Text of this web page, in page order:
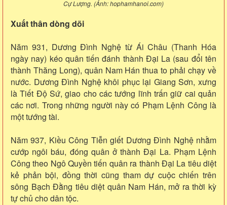
Cự Lượng. (Ảnh: hophamhanoi.com)
Xuất thân dòng dõi
Năm 931, Dương Đình Nghệ từ Ái Châu (Thanh Hóa
ngày nay) kéo quân tiến đánh thành Đại La (sau đổi tên
thành Thăng Long), quân Nam Hán thua to phải chạy về
nước. Dương Đình Nghệ khôi phục lại Giang Sơn, xưng
là Tiết Độ Sứ, giao cho các tướng lĩnh trấn giữ cai quản
các nơi. Trong những người này có Phạm Lệnh Công là
một tướng tài.
Năm 937, Kiều Công Tiễn giết Dương Đình Nghệ nhằm
cướp ngôi báu, đóng quân ở thành Đại La. Phạm Lệnh
Công theo Ngô Quyền tiến quân ra thành Đại La tiêu diệt
kẻ phản bội, đồng thời cũng tham dự cuộc chiến trên
sông Bạch Đằng tiêu diệt quân Nam Hán, mở ra thời kỳ
tự chủ cho dân tộc.